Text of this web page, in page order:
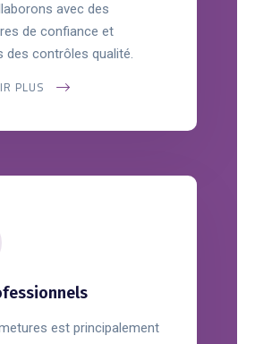
avec des
de confiance et
des contrôles qualité.
PLUS
est principalement